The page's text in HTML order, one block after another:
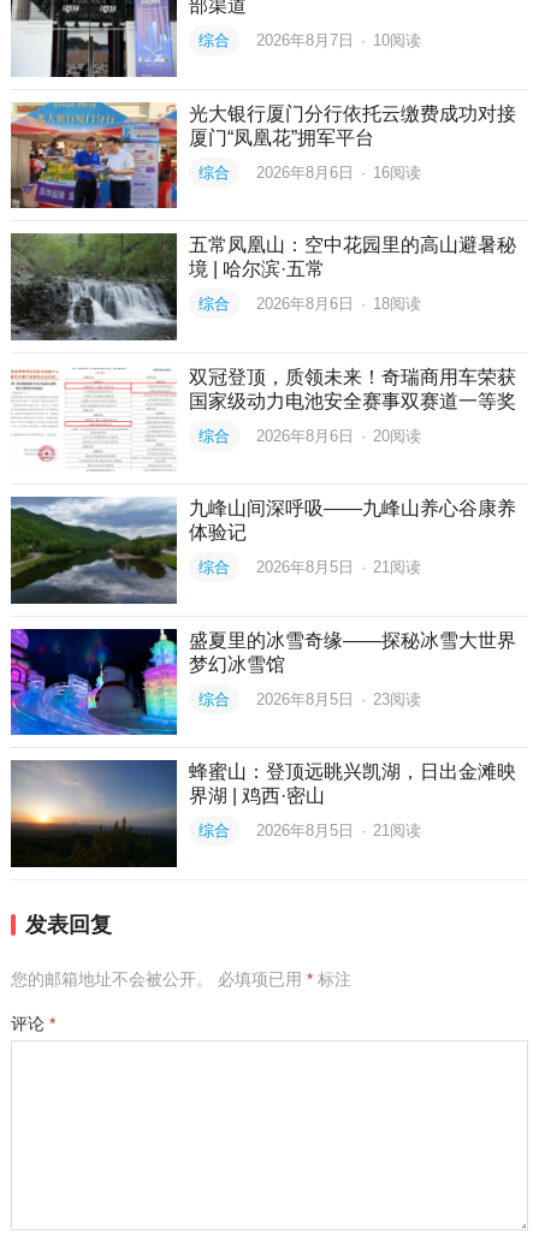
部渠道
综合 2026年8月7日 · 10阅读
光大银行厦门分行依托云缴费成功对接
厦门“凤凰花”拥军平台
综合 2026年8月6日 · 16阅读
五常凤凰山：空中花园里的高山避暑秘
境 | 哈尔滨·五常
综合 2026年8月6日 · 18阅读
双冠登顶，质领未来！奇瑞商用车荣获
国家级动力电池安全赛事双赛道一等奖
综合 2026年8月6日 · 20阅读
九峰山间深呼吸——九峰山养心谷康养
体验记
综合 2026年8月5日 · 21阅读
盛夏里的冰雪奇缘——探秘冰雪大世界
梦幻冰雪馆
综合 2026年8月5日 · 23阅读
蜂蜜山：登顶远眺兴凯湖，日出金滩映
界湖 | 鸡西·密山
综合 2026年8月5日 · 21阅读
发表回复
您的邮箱地址不会被公开。 必填项已用 *标注
评论 *